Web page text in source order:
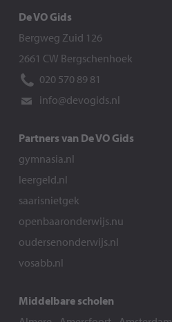
De VO Gids
Bergweg Zuid 126
2661 CW Bergschenhoek
020 570 89 81
info@devogids.nl
Partners van De VO Gids
gymnasia.nl
leergeld.nl
saarisnietgek
openbaaronderwijs.nu
oudersenonderwijs.nl
vosabb.nl
Middelbare scholen